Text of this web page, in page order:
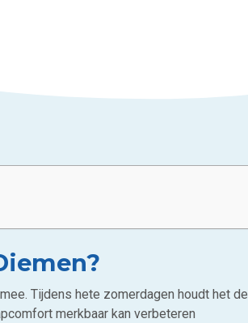
Tijdens hete zomerdagen houdt het de
merkbaar kan verbeteren